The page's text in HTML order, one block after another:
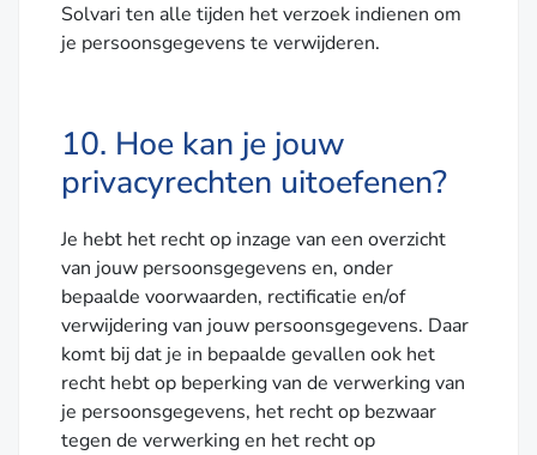
Solvari ten alle tijden het verzoek indienen om
je persoonsgegevens te verwijderen.
10. Hoe kan je jouw
privacyrechten uitoefenen?
Je hebt het recht op inzage van een overzicht
van jouw persoonsgegevens en, onder
bepaalde voorwaarden, rectificatie en/of
verwijdering van jouw persoonsgegevens. Daar
komt bij dat je in bepaalde gevallen ook het
recht hebt op beperking van de verwerking van
je persoonsgegevens, het recht op bezwaar
tegen de verwerking en het recht op